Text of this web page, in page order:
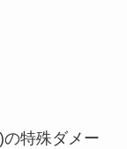
の特殊ダメー